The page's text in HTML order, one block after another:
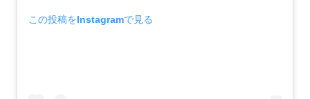
この投稿をInstagramで見る